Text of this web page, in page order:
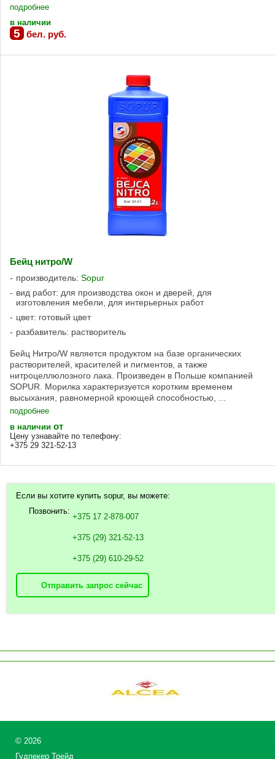
подробнее
в наличии
5 бел. руб.
Бейц нитро/W
производитель: Sopur
вид работ: для производства окон и дверей, для
изготовления мебели, для интерьерных работ
цвет: готовый цвет
разбавитель: растворитель
Бейц Нитро/W является продуктом на базе органических
растворителей, красителей и пигментов, а также
нитроцеллюлозного лака. Произведен в Польше компанией
SOPUR. Морилка характеризуется коротким временем
высыхания, равномерной кроющей способностью, ...
подробнее
в наличии от
Цену узнавайте по телефону:
+375 29 321-52-13
Если вы хотите купить sopur, вы можете:
Позвонить:
+375 17 2-878-007
+375 (29) 321-52-13
+375 (29) 610-29-52
Отправить запрос сейчас
© 2026
Гудпекер Трейд